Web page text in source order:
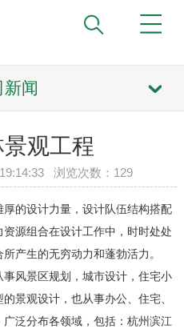
新闻
观工程
浏览次数： 129
的设计力量，设计队伍结构搭配
源组合在设计工作中，时时处处
产生的无穷动力和蓬勃活力。
风景区规划，城市设计，住宅小
景观设计，也从事办公、住宅、
泛分布各领域，包括：杭州滨江